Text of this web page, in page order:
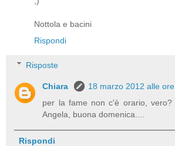
Nottola e bacini
Rispondi
Risposte
Chiara
18 marzo 2012 alle
per la fame non c'è orario, vero?
Angela, buona domenica....
Rispondi